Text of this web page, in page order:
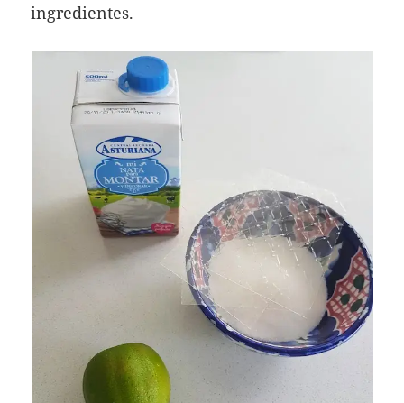
ingredientes.